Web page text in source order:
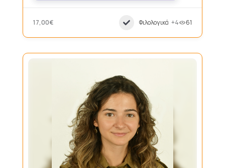
17,00€ Φιλολογικά +4 61